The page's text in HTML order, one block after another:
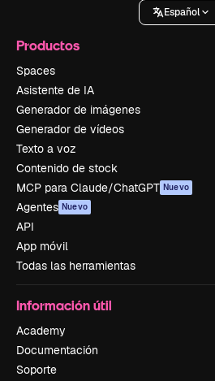
Español
Productos
Spaces
Asistente de IA
Generador de imágenes
Generador de vídeos
Texto a voz
Contenido de stock
MCP para Claude/ChatGPT Nuevo
Agentes Nuevo
API
App móvil
Todas las herramientas
Información útil
Academy
Documentación
Soporte